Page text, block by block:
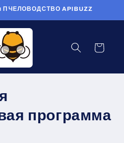
ПЧЕЛОВОДСТВО APIBUZZ
Корзина
программа